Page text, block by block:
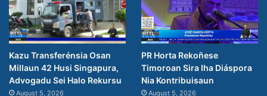
Kazu Transferénsia Osan
Millaun 42 Husi Singapura,
Advogadu Sei Halo Rekursu
August 5, 2026
PR Horta Rekoñese
Timoroan Sira Iha Diáspora
Nia Kontribuisaun
August 5, 2026